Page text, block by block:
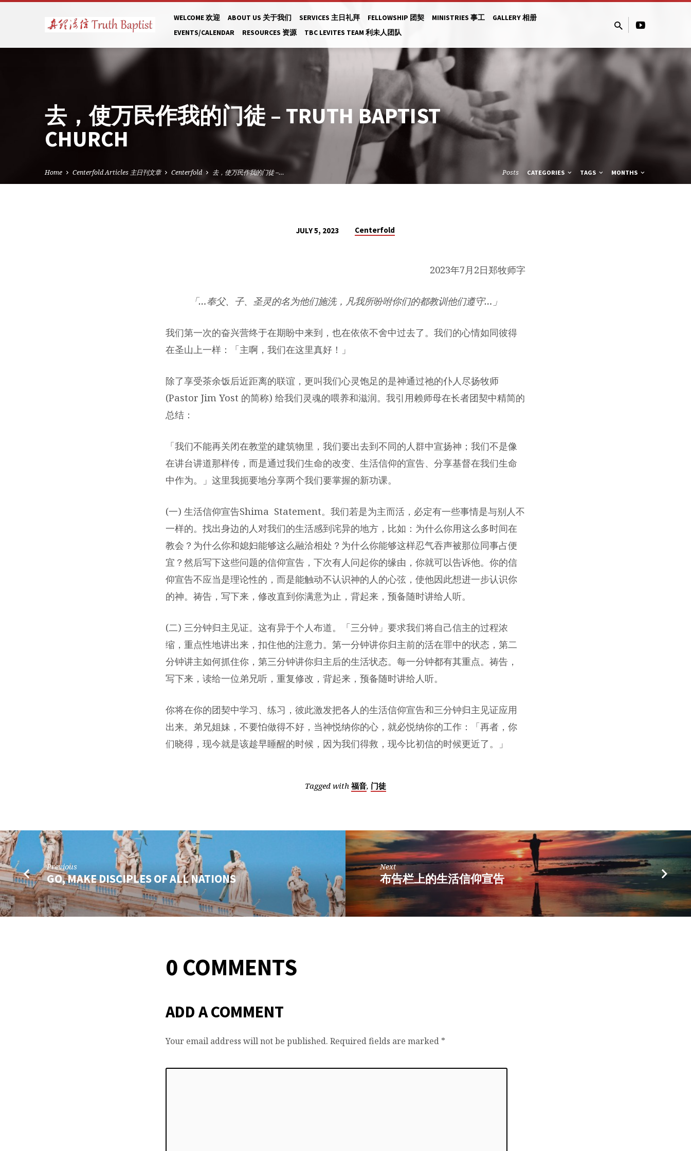
WELCOME 欢迎 ABOUT US 关于我们 SERVICES 主日礼拜 FELLOWSHIP 团契 MINISTRIES 事工
GALLERY 相册
EVENTS/CALENDAR
RESOURCES 资源 TBC LEVITES TEAM 利未人团队
去，使万民作我的门徒 – TRUTH BAPTIST
CHURCH
Home Centerfold Articles 主日刊文章 Centerfold 去，使万民作我的门徒 –… Posts CATEGORIES TAGS MONTHS
JULY 5, 2023 Centerfold
2023年7月2日郑牧师字
「…奉父、子、圣灵的名为他们施洗，凡我所吩咐你们的都教训他们遵守…」
我们第一次的奋兴营终于在期盼中来到，也在依依不舍中过去了。我们的心情如同彼得
在圣山上一样：「主啊，我们在这里真好！」
除了享受茶余饭后近距离的联谊，更叫我们心灵饱足的是神通过祂的仆人尽扬牧师
(Pastor Jim Yost 的简称) 给我们灵魂的喂养和滋润。我引用赖师母在长者团契中精简的
总结：
「我们不能再关闭在教堂的建筑物里，我们要出去到不同的人群中宣扬神；我们不是像
在讲台讲道那样传，而是通过我们生命的改变、生活信仰的宣告、分享基督在我们生命
中作为。」这里我扼要地分享两个我们要掌握的新功课。
(一) 生活信仰宣告Shima Statement。我们若是为主而活，必定有一些事情是与别人不
一样的。找出身边的人对我们的生活感到诧异的地方，比如：为什么你用这么多时间在
教会？为什么你和媳妇能够这么融洽相处？为什么你能够这样忍气吞声被那位同事占便
宜？然后写下这些问题的信仰宣告，下次有人问起你的缘由，你就可以告诉他。你的信
仰宣告不应当是理论性的，而是能触动不认识神的人的心弦，使他因此想进一步认识你
的神。祷告，写下来，修改直到你满意为止，背起来，预备随时讲给人听。
(二) 三分钟归主见证。这有异于个人布道。「三分钟」要求我们将自己信主的过程浓
缩，重点性地讲出来，扣住他的注意力。第一分钟讲你归主前的活在罪中的状态，第二
分钟讲主如何抓住你，第三分钟讲你归主后的生活状态。每一分钟都有其重点。祷告，
写下来，读给一位弟兄听，重复修改，背起来，预备随时讲给人听。
你将在你的团契中学习、练习，彼此激发把各人的生活信仰宣告和三分钟归主见证应用
出来。弟兄姐妹，不要怕做得不好，当神悦纳你的心，就必悦纳你的工作：「再者，你
们晓得，现今就是该趁早睡醒的时候，因为我们得救，现今比初信的时候更近了。」
Tagged with 福音, 门徒
Previous
GO, MAKE DISCIPLES OF ALL NATIONS
Next
布告栏上的生活信仰宣告
0 COMMENTS
ADD A COMMENT
Your email address will not be published. Required fields are marked *